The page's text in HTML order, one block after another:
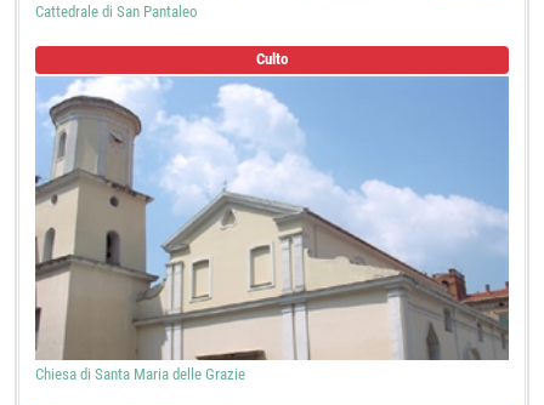
Cattedrale di San Pantaleo
Culto
Chiesa di Santa Maria delle Grazie